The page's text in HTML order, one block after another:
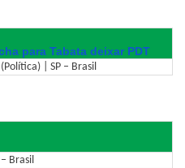
para Tabata deixar PDT
| SP – Brasil
Brasil